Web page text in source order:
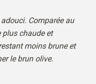
Comparée au
plus chaude et
moins brune et
le brun olive.